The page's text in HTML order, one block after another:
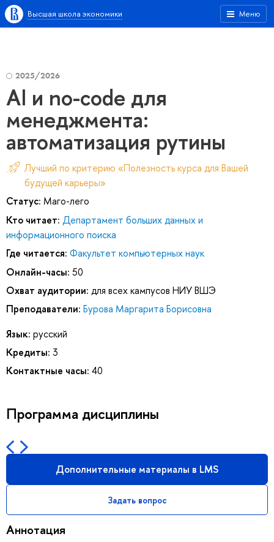
Меню
Высшая школа экономики
2025/2026
AI и no-code для
менеджмента:
автоматизация рутины
Лучший по критерию «Полезность курса для Вашей
будущей карьеры»
Статус: Маго-лего
Кто читает: Департамент больших данных и
информационного поиска
Где читается: Факультет компьютерных наук
Онлайн-часы: 50
Охват аудитории: для всех кампусов НИУ ВШЭ
Преподаватели: Бурова Маргарита Борисовна
Язык: русский
Кредиты: 3
Контактные часы: 40
Программа дисциплины
Дополнительные материалы в LMS
Задать вопрос
Аннотация